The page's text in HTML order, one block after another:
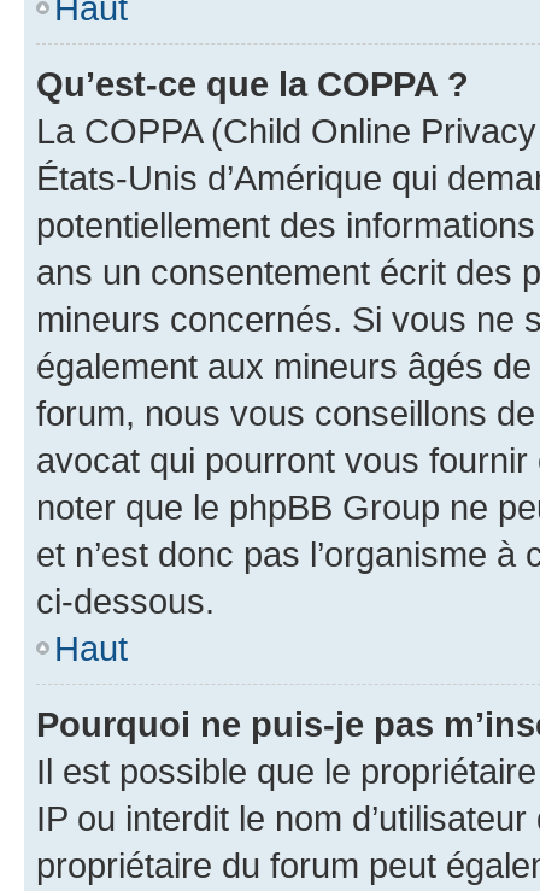
Qu’est-ce que la COPPA ?
La COPPA (Child Online
États-Unis d’Amérique qui
potentiellement des
ans un consentement écrit des
mineurs concernés. Si vous ne
également aux mineurs âgés
forum, nous vous conseillons
avocat qui pourront vous
noter que le phpBB Group ne
et n’est donc pas l’organisme
ci-dessous.
Haut
Pourquoi ne puis-je pas
Il est possible que le
IP ou interdit le nom
propriétaire du forum peut